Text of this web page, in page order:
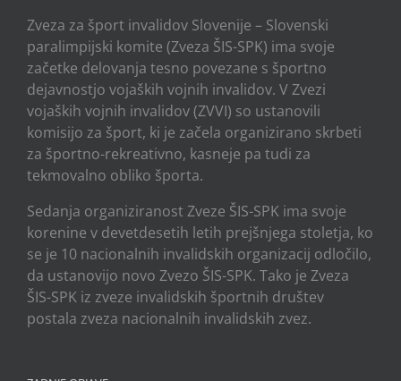
Zveza za šport invalidov Slovenije – Slovenski
paralimpijski komite (Zveza ŠIS-SPK) ima svoje
začetke delovanja tesno povezane s športno
dejavnostjo vojaških vojnih invalidov. V Zvezi
vojaških vojnih invalidov (ZVVI) so ustanovili
komisijo za šport, ki je začela organizirano skrbeti
za športno-rekreativno, kasneje pa tudi za
tekmovalno obliko športa.
Sedanja organiziranost Zveze ŠIS-SPK ima svoje
korenine v devetdesetih letih prejšnjega stoletja, ko
se je 10 nacionalnih invalidskih organizacij odločilo,
da ustanovijo novo Zvezo ŠIS-SPK. Tako je Zveza
ŠIS-SPK iz zveze invalidskih športnih društev
postala zveza nacionalnih invalidskih zvez.